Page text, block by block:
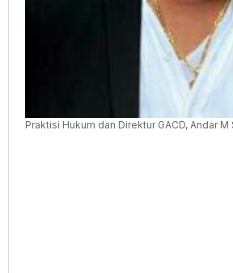
Praktisi Hukum dan Direktur GACD, Andar M